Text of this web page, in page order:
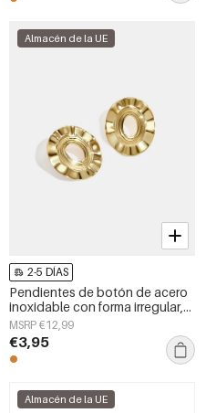
Almacén de la UE
2-5 DÍAS
Pendientes de botón de acero
inoxidable con forma irregular,
sencillos, de la serie Daily
Simple, joyería para mujer.
MSRP €12,99
€3,95
Almacén de la UE